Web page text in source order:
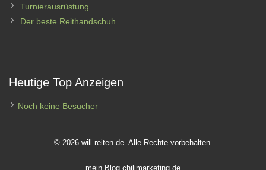
Turnierausrüstung
Der beste Reithandschuh
Heutige Top Anzeigen
Noch keine Besucher
© 2026 will-reiten.de. Alle Rechte vorbehalten.
mein Blog chilimarketing.de